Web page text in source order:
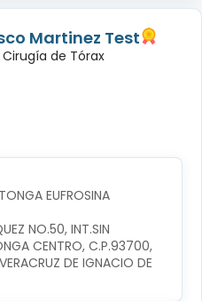
Martinez Test
de Tórax
EUFROSINA
NO.50, INT.SIN
CENTRO, C.P.93700,
DE IGNACIO DE